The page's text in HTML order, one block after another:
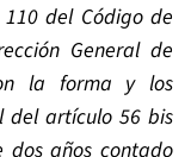
del Código de
General de
la forma y los
del artículo 56 bis
años contado